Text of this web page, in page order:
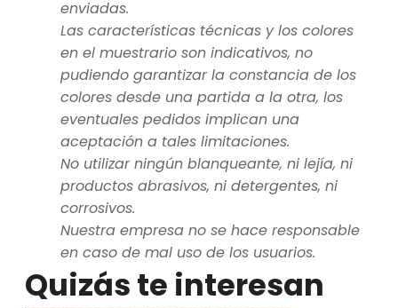
enviadas.
Las características técnicas y los colores
en el muestrario son indicativos, no
pudiendo garantizar la constancia de los
colores desde una partida a la otra, los
eventuales pedidos implican una
aceptación a tales limitaciones.
No utilizar ningún blanqueante, ni lejía, ni
productos abrasivos, ni detergentes, ni
corrosivos.
Nuestra empresa no se hace responsable
en caso de mal uso de los usuarios.
Quizás te interesan